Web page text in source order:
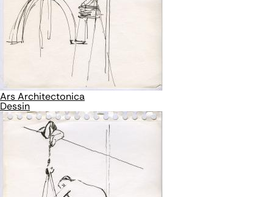
Ars Architectonica
Dessin